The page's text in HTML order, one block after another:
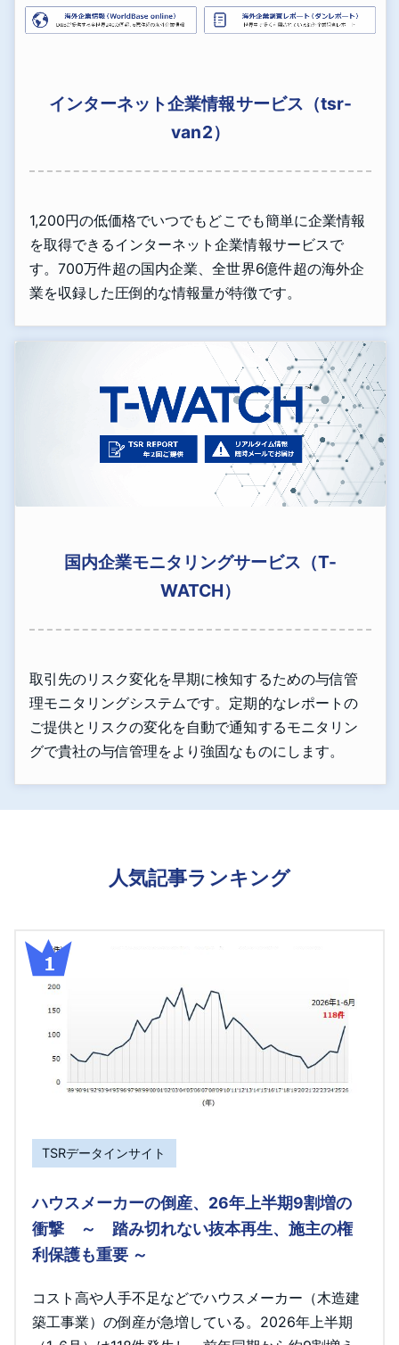
インターネット企業情報サービス（tsr-
van2）
1,200円の低価格でいつでもどこでも簡単に企業情報
を取得できるインターネット企業情報サービスで
す。700万件超の国内企業、全世界6億件超の海外企
業を収録した圧倒的な情報量が特徴です。
国内企業モニタリングサービス（T-
WATCH）
取引先のリスク変化を早期に検知するための与信管
理モニタリングシステムです。定期的なレポートの
ご提供とリスクの変化を自動で通知するモニタリン
グで貴社の与信管理をより強固なものにします。
人気記事ランキング
TSRデータインサイト
ハウスメーカーの倒産、26年上半期9割増の
衝撃 ～ 踏み切れない抜本再生、施主の権
利保護も重要 ～
コスト高や人手不足などでハウスメーカー（木造建
築工事業）の倒産が急増している。2026年上半期